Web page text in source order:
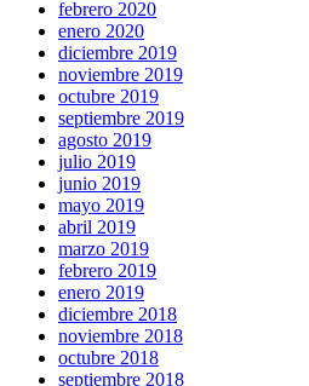
febrero 2020
enero 2020
diciembre 2019
noviembre 2019
octubre 2019
septiembre 2019
agosto 2019
julio 2019
junio 2019
mayo 2019
abril 2019
marzo 2019
febrero 2019
enero 2019
diciembre 2018
noviembre 2018
octubre 2018
septiembre 2018